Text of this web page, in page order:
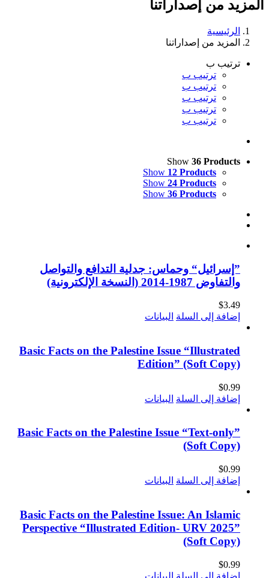
: المزيد من إصداراتنا
الرئيسية
المزيد من إصداراتنا
ترتيب ب
ترتيب ب
ترتيب ب
ترتيب ب
ترتيب ب
ترتيب ب
Show 36 Products
Show 12 Products
Show 24 Products
Show 36 Products
”إسرائيل“ وحماس: جدلية التدافع والتواصل
والتفاوض 1987-2014 (النسخة الإلكترونية)
$3.49
إضافة إلى السلة البيانات
Basic Facts on the Palestine Issue “Illustrated
Edition” (Soft Copy)
$0.99
إضافة إلى السلة البيانات
Basic Facts on the Palestine Issue “Text-only”
(Soft Copy)
$0.99
إضافة إلى السلة البيانات
Basic Facts on the Palestine Issue: An Islamic
Perspective “Illustrated Edition- URV 2025”
(Soft Copy)
$0.99
إضافة إلى السلة البيانات